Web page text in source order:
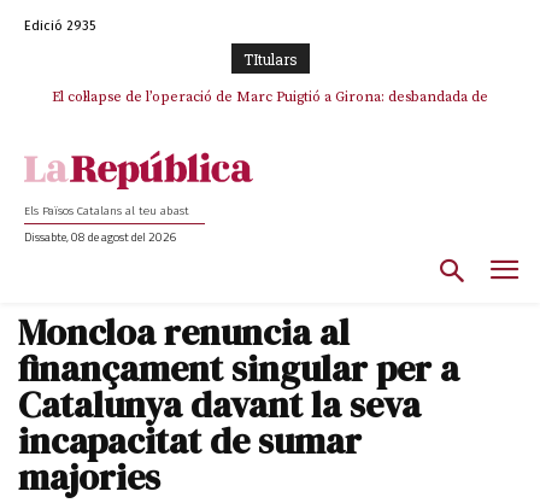
Edició 2935
TItulars
El col·lapse de l’operació de Marc Puigtió a Girona: desbandada de
Els Països Catalans al teu abast
Dissabte, 08 de agost del 2026
Moncloa renuncia al
finançament singular per a
Catalunya davant la seva
incapacitat de sumar
majories